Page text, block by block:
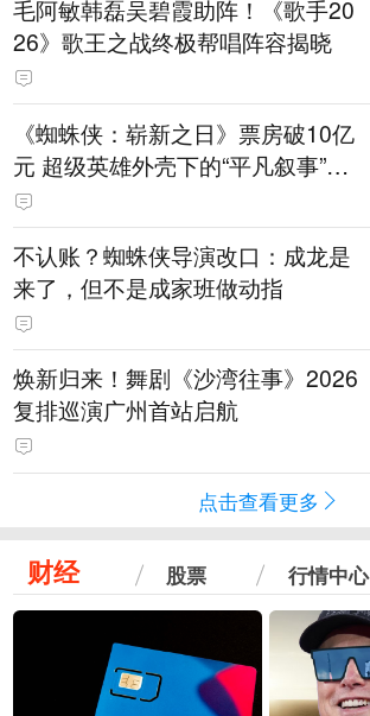
毛阿敏韩磊吴碧霞助阵！《歌手20
26》歌王之战终极帮唱阵容揭晓
《蜘蛛侠：崭新之日》票房破10亿
元 超级英雄外壳下的“平凡叙事”打
动人心
不认账？蜘蛛侠导演改口：成龙是
来了，但不是成家班做动指
焕新归来！舞剧《沙湾往事》2026
复排巡演广州首站启航
点击查看更多
财经 股票 行情中心